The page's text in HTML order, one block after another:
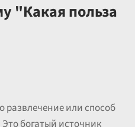
"Какая польза
развлечение или способ
богатый источник